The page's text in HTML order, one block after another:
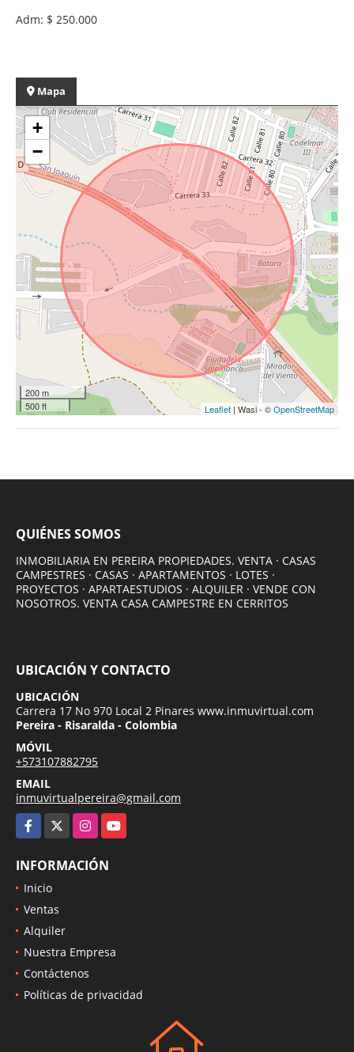
Adm: $ 250.000
Mapa
+
−
200 m
500 ft
Leaflet | Wasi - ©OpenStreetMap
QUIÉNES SOMOS
INMOBILIARIA EN PEREIRA PROPIEDADES. VENTA · CASAS
CAMPESTRES · CASAS · APARTAMENTOS · LOTES ·
PROYECTOS · APARTAESTUDIOS · ALQUILER · VENDE CON
NOSOTROS. VENTA CASA CAMPESTRE EN CERRITOS
UBICACIÓN Y CONTACTO
UBICACIÓN
Carrera 17 No 970 Local 2 Pinares www.inmuvirtual.com
Pereira - Risaralda - Colombia
MÓVIL
+573107882795
EMAIL
inmuvirtualpereira@gmail.com
Facebook
InstagramYouTube
INFORMACIÓN
Inicio
Ventas
Alquiler
Nuestra Empresa
Contáctenos
Políticas de privacidad